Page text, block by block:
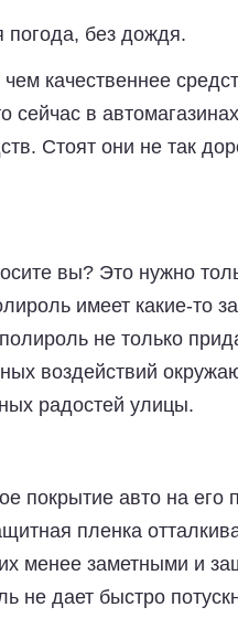
погода, без дождя.
качественнее
сейчас в
Стоят они не так
вы? Это нужно
имеет какие-то
не только
воздействий
радостей улицы.
покрытие авто на его
пленка
менее заметными и
не дает быстро